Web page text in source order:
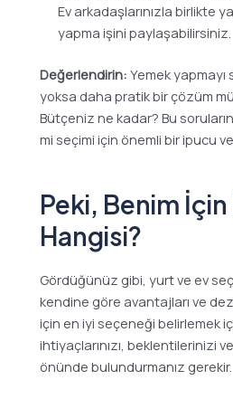
Ev arkadaşlarınızla birlikte
yapma işini paylaşabilirsiniz.
Değerlendirin: Yemek
yoksa daha pratik bir çözüm
Bütçeniz ne kadar? Bu
mi seçimi için önemli bir ipucu
Peki, Benim İçin
Hangisi?
Gördüğünüz gibi, yurt ve ev
kendine göre avantajları ve
için en iyi seçeneği belirlemek
ihtiyaçlarınızı, beklentilerinizi
önünde bulundurmanız gerekir.